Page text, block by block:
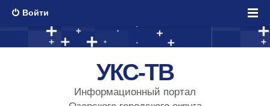
Войти
УКС-ТВ
Информационный портал